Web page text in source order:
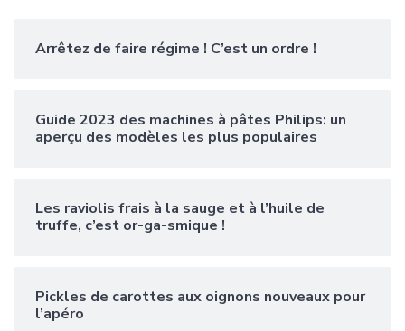
Arrêtez de faire régime ! C’est un ordre !
Guide 2023 des machines à pâtes Philips: un
aperçu des modèles les plus populaires
Les raviolis frais à la sauge et à l’huile de
truffe, c’est or-ga-smique !
Pickles de carottes aux oignons nouveaux pour
l’apéro